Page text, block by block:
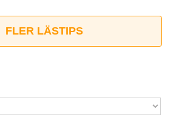
FLER LÄSTIPS